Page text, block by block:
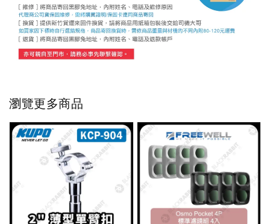
瀏覽更多商品